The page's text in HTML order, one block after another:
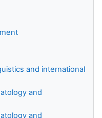
and international
and
and